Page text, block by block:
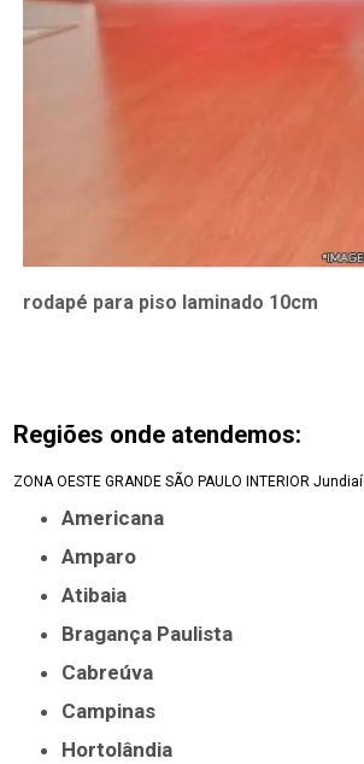
rodapé para piso laminado 10cm
Regiões onde atendemos:
ZONA OESTE GRANDE SÃO PAULO INTERIOR Jundiaí
Americana
Amparo
Atibaia
Bragança Paulista
Cabreúva
Campinas
Hortolândia